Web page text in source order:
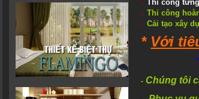
Thi công
Thi công
Cải tạo xây
* Với
“
- Chúng tôi